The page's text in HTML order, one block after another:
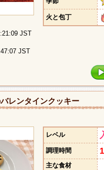
JST
JST
火と包丁
レンタインクッキー
レベル
調理時間
主な食材